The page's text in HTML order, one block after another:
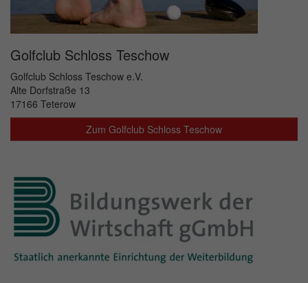
Golfclub Schloss Teschow
Golfclub Schloss Teschow e.V.
Alte Dorfstraße 13
17166 Teterow
Zum Golfclub Schloss Teschow